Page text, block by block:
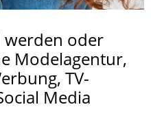
werden oder
Modelagentur,
TV-
Media